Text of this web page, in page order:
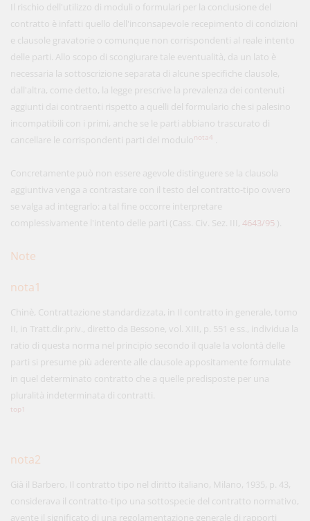
Il rischio dell'utilizzo di moduli o formulari per la conclusione del
contratto è infatti quello dell'inconsapevole recepimento di condizioni
e clausole gravatorie o comunque non corrispondenti al reale intento
delle parti. Allo scopo di scongiurare tale eventualità, da un lato è
necessaria la sottoscrizione separata di alcune specifiche clausole,
dall'altra, come detto, la legge prescrive la prevalenza dei contenuti
aggiunti dai contraenti rispetto a quelli del formulario che si palesino
incompatibili con i primi, anche se le parti abbiano trascurato di
cancellare le corrispondenti parti del modulonota4
Concretamente può non essere agevole distinguere se la clausola
aggiuntiva venga a contrastare con il testo del contratto-tipo ovvero
se valga ad integrarlo: a tal fine occorre interpretare
complessivamente l'intento delle parti (Cass. Civ. Sez. III, 4643/95 ).
Note
nota1
Chinè, Contrattazione standardizzata, in Il contratto in generale, tomo
II, in Tratt.dir.priv., diretto da Bessone, vol. XIII, p. 551 e ss., individua la
ratio di questa norma nel principio secondo il quale la volontà delle
parti si presume più aderente alle clausole appositamente formulate
in quel determinato contratto che a quelle predisposte per una
pluralità indeterminata di contratti.
top1
nota2
Già il Barbero, Il contratto tipo nel diritto italiano, Milano, 1935, p. 43,
considerava il contratto-tipo una sottospecie del contratto normativo,
avente il significato di una regolamentazione generale di rapporti